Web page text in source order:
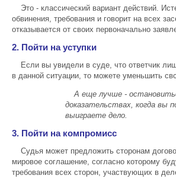
Это - классический вариант действий.
обвинения, требования и говорит на всех
отказывается от своих первоначально
2. Пойти на уступки
Если вы увидели в суде, что ответчик
в данной ситуации, то можете уменьшить
А еще лучше -
доказательствах, когда вы
выиграете дело.
3. Пойти на компромисс
Судья может предложить сторонам
мировое соглашение, согласно которому
требования всех сторон, участвующих в